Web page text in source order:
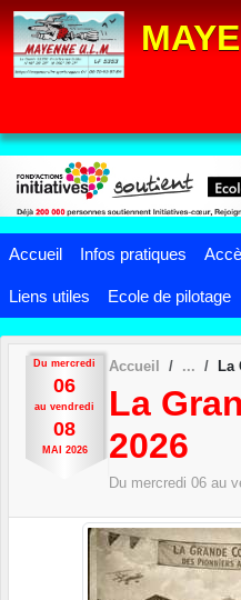
Accueil Infos pratiques
Liens utiles Ecole de pilotage
Du mercredi
06
au vendredi
08
MAI 2026
Accueil La
La
2026
Du mercredi 06 au
Panneau de gestion des